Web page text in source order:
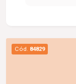
capacidade
confortável,
Agende uma
Cód. 84829